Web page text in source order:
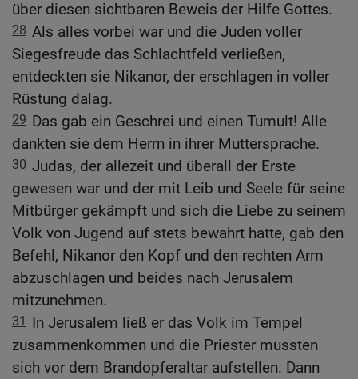
über diesen sichtbaren Beweis der Hilfe Gottes.
28 Als alles vorbei war und die Juden voller
Siegesfreude das Schlachtfeld verließen,
entdeckten sie Nikanor, der erschlagen in voller
Rüstung dalag.
29 Das gab ein Geschrei und einen Tumult! Alle
dankten sie dem Herrn in ihrer Muttersprache.
30 Judas, der allezeit und überall der Erste
gewesen war und der mit Leib und Seele für seine
Mitbürger gekämpft und sich die Liebe zu seinem
Volk von Jugend auf stets bewahrt hatte, gab den
Befehl, Nikanor den Kopf und den rechten Arm
abzuschlagen und beides nach Jerusalem
mitzunehmen.
31 In Jerusalem ließ er das Volk im Tempel
zusammenkommen und die Priester mussten
sich vor dem Brandopferaltar aufstellen. Dann